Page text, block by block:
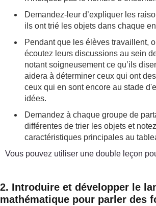
Demandez-leur d’expliquer les
ils ont trié les objets dans chaque
Pendant que les élèves travaillent,
écoutez leurs discussions au sein
notant soigneusement ce qu’ils
aidera à déterminer ceux qui ont
ceux qui en sont encore au stade
idées.
Demandez à chaque groupe de
différentes de trier les objets et
caractéristiques principales au
Vous pouvez utiliser une double leçon
2. Introduire et développer le
mathématique pour parler des